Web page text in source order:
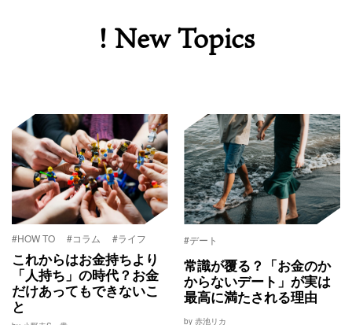
! New Topics
#HOW TO #コラム #ライフ
これからはお金持ちより
「人持ち」の時代？お金
だけあってもできないこ
と
#デート
常識が覆る？「お金のか
からないデート」が実は
最高に満たされる理由
by 赤池リカ